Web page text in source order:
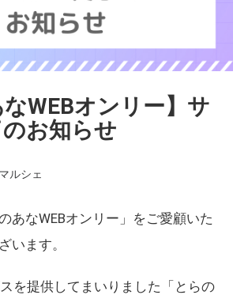
なWEBオンリー】サ
お知らせ
ルシェ
あなWEBオンリー」をご愛顧いた
います。
を提供してまいりました「とらの